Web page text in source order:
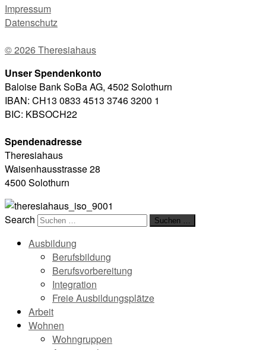
Impressum
Datenschutz
© 2026 Theresiahaus
Unser Spendenkonto
Baloise Bank SoBa AG, 4502 Solothurn
IBAN: CH13 0833 4513 3746 3200 1
BIC: KBSOCH22
Spendenadresse
Theresiahaus
Waisenhausstrasse 28
4500 Solothurn
Search Suchen …
Ausbildung
Berufsbildung
Berufsvorbereitung
Integration
Freie Ausbildungsplätze
Arbeit
Wohnen
Wohngruppen